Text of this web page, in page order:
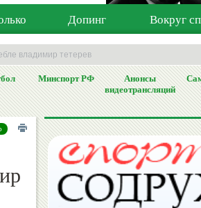
Допинг Вокруг
владимир тетерев
Минспорт РФ
Анонсы
видеотрансляций